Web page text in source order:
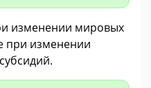
изменении мировых
при изменении